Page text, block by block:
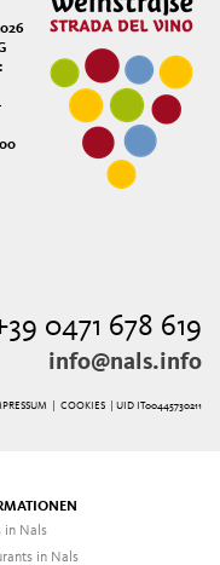
0471 678 619
info@nals.info
COOKIES | UID IT00445730211
in Nals
in Nals